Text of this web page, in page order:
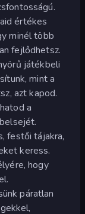
értékes
minél több
fejlődhetsz.
játékbeli
mint a
azt kapod.
a
festői tájakra,
keress.
hogy
páratlan